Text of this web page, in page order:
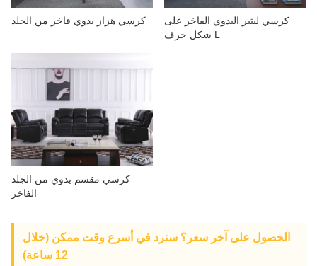
كرسي هزاز يدوي فاخر من الجلد
كرسي ليثير اليدوي الفاخر على
شكل حرف L
كرسي مقسم يدوي من الجلد
الفاخر
الحصول على آخر سعر؟ سنرد في أسرع وقت ممكن (خلال
12 ساعة)